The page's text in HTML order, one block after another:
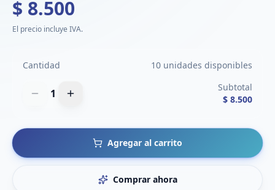
$ 8.500
El precio incluye IVA.
Cantidad 10 unidades disponibles
1
Subtotal
$ 8.500
Agregar al carrito
Comprar ahora